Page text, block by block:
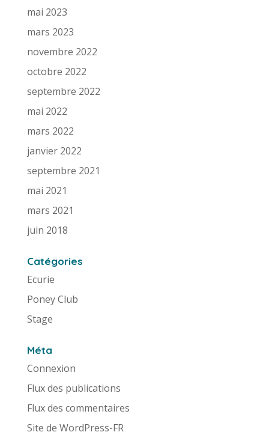
mai 2023
mars 2023
novembre 2022
octobre 2022
septembre 2022
mai 2022
mars 2022
janvier 2022
septembre 2021
mai 2021
mars 2021
juin 2018
Catégories
Ecurie
Poney Club
Stage
Méta
Connexion
Flux des publications
Flux des commentaires
Site de WordPress-FR